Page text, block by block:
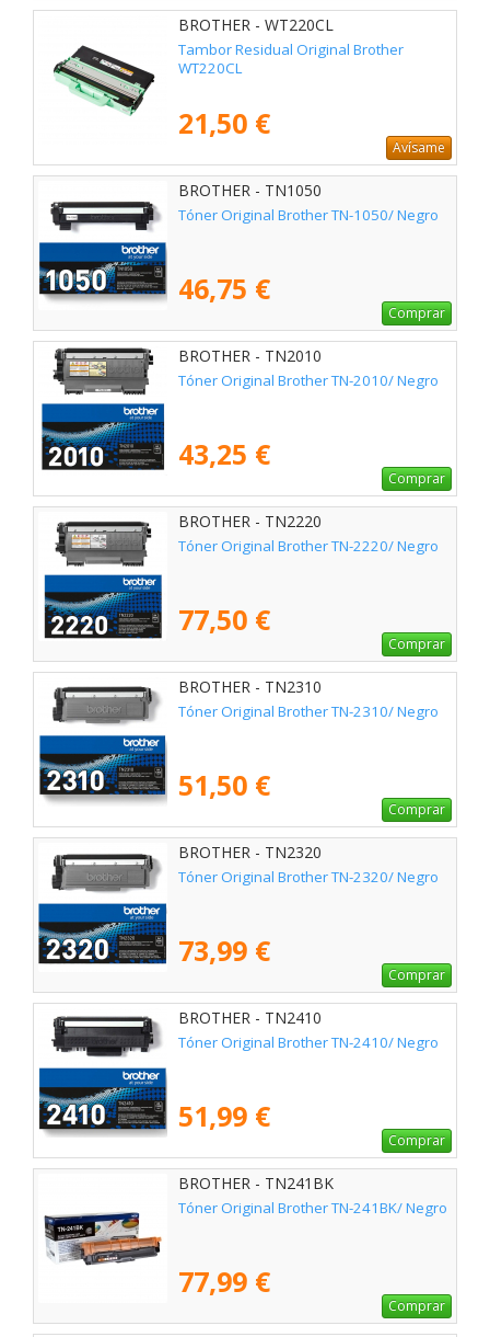
BROTHER - WT220CL
Tambor Residual Original Brother
WT220CL
21,50 €
Avísame
BROTHER - TN1050
Tóner Original Brother TN-1050/ Negro
46,75 €
Comprar
BROTHER - TN2010
Tóner Original Brother TN-2010/ Negro
43,25 €
Comprar
BROTHER - TN2220
Tóner Original Brother TN-2220/ Negro
77,50 €
Comprar
BROTHER - TN2310
Tóner Original Brother TN-2310/ Negro
51,50 €
Comprar
BROTHER - TN2320
Tóner Original Brother TN-2320/ Negro
73,99 €
Comprar
BROTHER - TN2410
Tóner Original Brother TN-2410/ Negro
51,99 €
Comprar
BROTHER - TN241BK
Tóner Original Brother TN-241BK/ Negro
77,99 €
Comprar